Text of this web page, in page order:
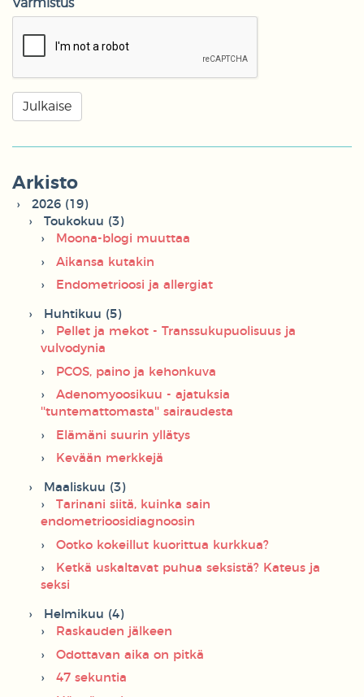
Varmistus
Arkisto
2026 (19)
Toukokuu (3)
Moona-blogi muuttaa
Aikansa kutakin
Endometrioosi ja allergiat
Huhtikuu (5)
Pellet ja mekot - Transsukupuolisuus ja
vulvodynia
PCOS, paino ja kehonkuva
Adenomyoosikuu - ajatuksia
''tuntemattomasta'' sairaudesta
Elämäni suurin yllätys
Kevään merkkejä
Maaliskuu (3)
Tarinani siitä, kuinka sain
endometrioosidiagnoosin
Ootko kokeillut kuorittua kurkkua?
Ketkä uskaltavat puhua seksistä? Kateus ja
seksi
Helmikuu (4)
Raskauden jälkeen
Odottavan aika on pitkä
47 sekuntia